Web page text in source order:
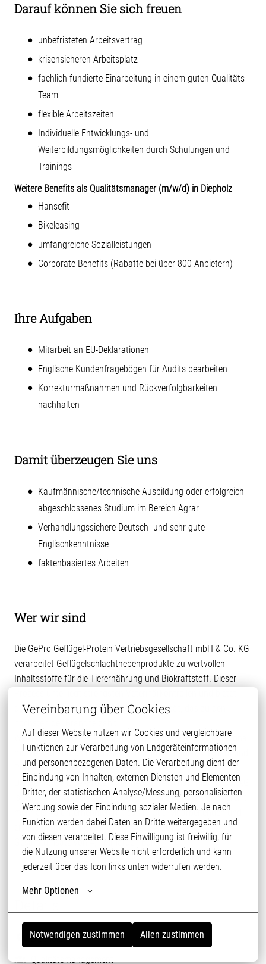
Vereinbarung über Cookies
Auf dieser Website nutzen wir Cookies und vergleichbare
Funktionen zur Verarbeitung von Endgeräteinformationen
und personenbezogenen Daten. Die Verarbeitung dient der
Einbindung von Inhalten, externen Diensten und Elementen
Dritter, der statistischen Analyse/Messung, personalisierten
Werbung sowie der Einbindung sozialer Medien. Je nach
Funktion werden dabei Daten an Dritte weitergegeben und
von diesen verarbeitet. Diese Einwilligung ist freiwillig, für
die Nutzung unserer Website nicht erforderlich und kann
jederzeit über das Icon links unten widerrufen werden.
Mehr Optionen
Notwendigen zustimmen Allen zustimmen
Darauf können Sie sich freuen
unbefristeten Arbeitsvertrag
krisensicheren Arbeitsplatz
fachlich fundierte Einarbeitung in einem guten Qualitäts-
Team
flexible Arbeitszeiten
Individuelle Entwicklungs- und
Weiterbildungsmöglichkeiten durch Schulungen und
Trainings
Weitere Benefits als Qualitätsmanager (m/w/d) in Diepholz
Hansefit
Bikeleasing
umfangreiche Sozialleistungen
Corporate Benefits (Rabatte bei über 800 Anbietern)
Ihre Aufgaben
Mitarbeit an EU-Deklarationen
Englische Kundenfragebögen für Audits bearbeiten
Korrekturmaßnahmen und Rückverfolgbarkeiten
nachhalten
Damit überzeugen Sie uns
Kaufmännische/technische Ausbildung oder erfolgreich
abgeschlossenes Studium im Bereich Agrar
Verhandlungssichere Deutsch- und sehr gute
Englischkenntnisse
faktenbasiertes Arbeiten
Wer wir sind
Die GePro Geflügel-Protein Vertriebsgesellschaft mbH & Co. KG
verarbeitet Geflügelschlachtnebenprodukte zu wertvollen
Inhaltsstoffe für die Tierernährung und Biokraftstoff. Dieser
dank hoher Transparenz ein Maß an Qualität, das zu den
Wir haben unseren Hauptsitz in Diepholz und sind international
mit Verkaufsbüros in Russland, Thailand, Litauen, Vietnam und
Polen vertreten.
Die GePro Geflügel-Protein Vertriebsgesellschaft mbH & Co. KG
ist ein Unternehmen der PHW-Gruppe. Die PHW-Gruppe vereint
mehr als 45 Unternehmen mit ca. 11.300 Mitarbeitenden und
erwirtschaftete im Geschäftsjahr 2024/2025 einen
Gesamtumsatz von 4,1 Milliarden Euro.
Diepholz
Qualitätsmanagement